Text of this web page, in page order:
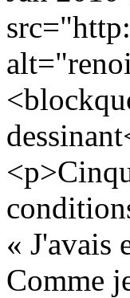
« J'avais
Comme